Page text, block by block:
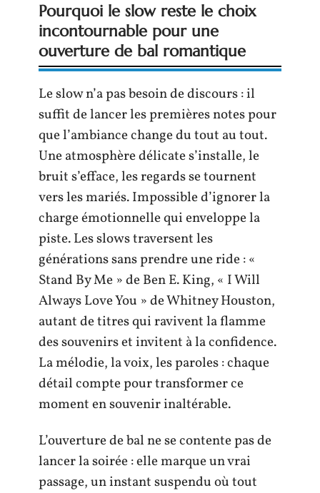
Pourquoi le slow reste le choix
incontournable pour une
ouverture de bal romantique
Le slow n’a pas besoin de discours : il
suffit de lancer les premières notes pour
que l’ambiance change du tout au tout.
Une atmosphère délicate s’installe, le
bruit s’efface, les regards se tournent
vers les mariés. Impossible d’ignorer la
charge émotionnelle qui enveloppe la
piste. Les slows traversent les
générations sans prendre une ride : «
Stand By Me » de Ben E. King, « I Will
Always Love You » de Whitney Houston,
autant de titres qui ravivent la flamme
des souvenirs et invitent à la confidence.
La mélodie, la voix, les paroles : chaque
détail compte pour transformer ce
moment en souvenir inaltérable.
L’ouverture de bal ne se contente pas de
lancer la soirée : elle marque un vrai
passage, un instant suspendu où tout